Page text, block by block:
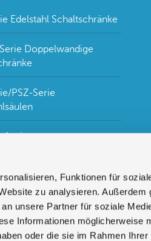
Funktionen für
zu analysieren. Außerdem
unsere Partner für soziale
Informationen möglicherweise
oder die sie im Rahmen Ihrer
Edelstahl Schaltschränke
Doppelwandige
PSZ-Serie